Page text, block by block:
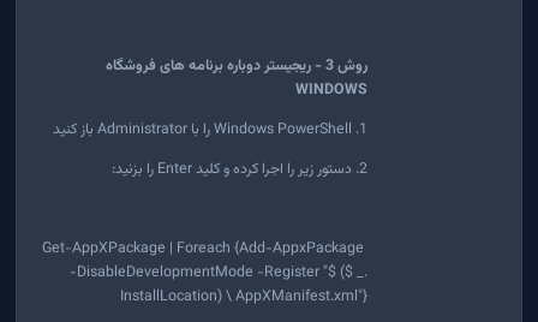
روش 3 - ریجیستر دوباره برنامه های فروشگاه
WINDOWS
1. Windows PowerShell را با Administrator باز کنید
2. دستور زیر را اجرا کرده و کلید Enter را بزنید:
Get-AppXPackage | Foreach {Add-AppxPackage
-DisableDevelopmentMode -Register "$ ($ _.
InstallLocation) \ AppXManifest.xml"}